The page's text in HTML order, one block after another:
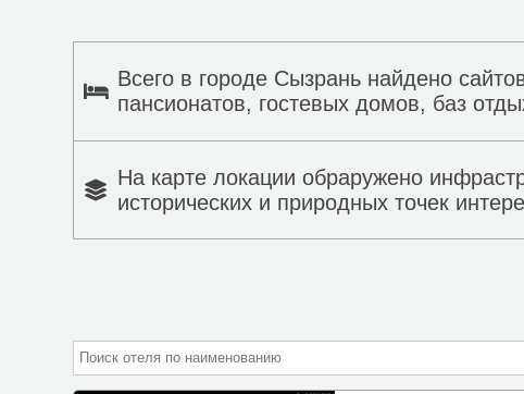
Всего в городе Сызрань найдено
пансионатов, гостевых домов, баз
На карте локации обраружено
исторических и природных точек